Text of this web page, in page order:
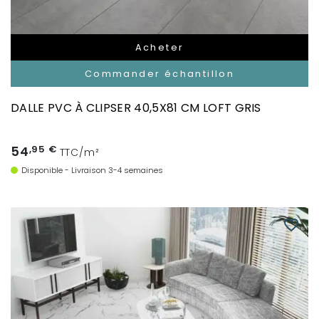
Acheter
Commander échantillon
DALLE PVC À CLIPSER 40,5X81 CM LOFT GRIS
54,95 € TTC/m²
Disponible - Livraison 3-4 semaines
favorite_border